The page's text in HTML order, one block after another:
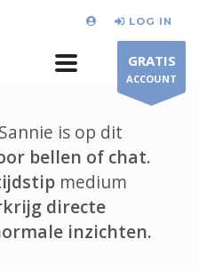
LOG IN
GRATIS
ACCOUNT
is op dit
bellen of chat.
medium
directe
inzichten.